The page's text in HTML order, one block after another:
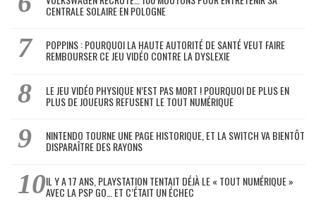
CENTRALE SOLAIRE EN POLOGNE
POPPINS : POURQUOI LA HAUTE AUTORITÉ DE SANTÉ VEUT FAIRE
REMBOURSER CE JEU VIDÉO CONTRE LA DYSLEXIE
LE JEU VIDÉO PHYSIQUE N’EST PAS MORT ! POURQUOI DE PLUS EN
PLUS DE JOUEURS REFUSENT LE TOUT NUMÉRIQUE
NINTENDO TOURNE UNE PAGE HISTORIQUE, ET LA SWITCH VA BIENTÔT
DISPARAÎTRE DES RAYONS
IL Y A 17 ANS, PLAYSTATION TENTAIT DÉJÀ LE « TOUT NUMÉRIQUE »
AVEC LA PSP GO… ET C’ÉTAIT UN ÉCHEC